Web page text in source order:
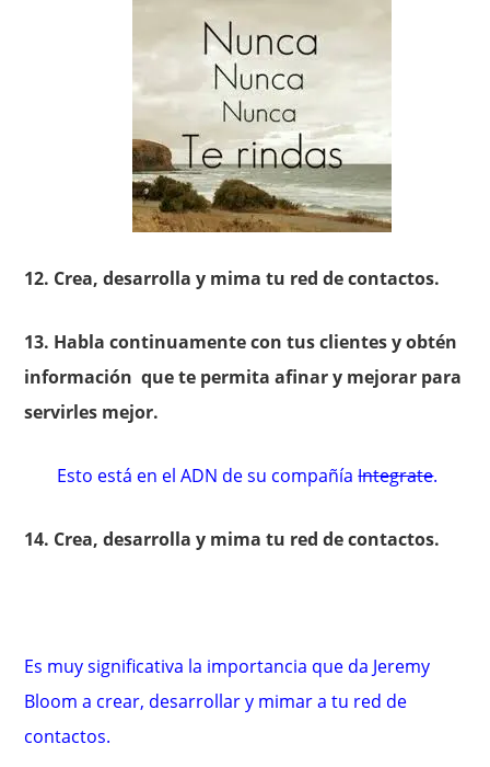
12. Crea, desarrolla y mima tu red de contactos.
13. Habla continuamente con tus clientes y obtén
información que te permita afinar y mejorar para
servirles mejor.
Esto está en el ADN de su compañíaIntegrate.
14. Crea, desarrolla y mima tu red de contactos.
Es muy significativa la importancia que da Jeremy
Bloom a crear, desarrollar y mimar a tu red de
contactos.